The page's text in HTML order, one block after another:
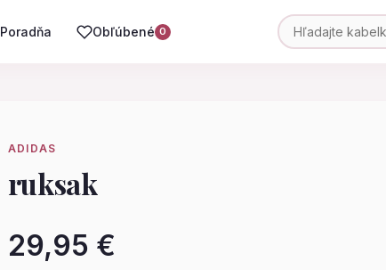
Poradňa Obľúbené 0
ADIDAS
ruksak
29,95 €